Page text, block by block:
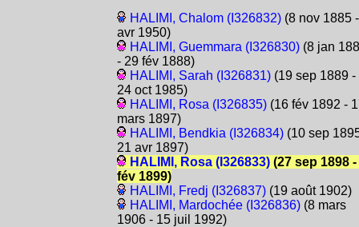
HALIMI, Chalom (I326832)(8 nov 1885
avr 1950)
HALIMI, Guemmara (I326830)(8 jan
- 29 fév 1888)
HALIMI, Sarah (I326831)(19 sep 1889 -
24 oct 1985)
HALIMI, Rosa (I326835)(16 fév 1892 -
mars 1897)
HALIMI, Bendkia (I326834)(10 sep
21 avr 1897)
HALIMI, Rosa (I326833)(27 sep 1898 -
fév 1899)
HALIMI, Fredj (I326837)(19 août 1902)
HALIMI, Mardochée (I326836)(8 mars
1906 - 15 juil 1992)